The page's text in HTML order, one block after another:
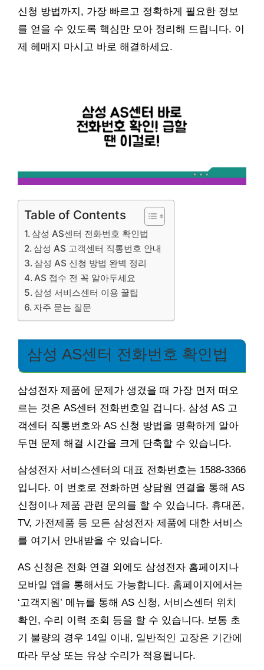
신청 방법까지, 가장 빠르고 정확하게 필요한 정보
를 얻을 수 있도록 핵심만 모아 정리해 드립니다. 이
제 헤매지 마시고 바로 해결하세요.
Table of Contents
삼성 AS센터 전화번호 확인법
삼성 AS 고객센터 직통번호 안내
삼성 AS 신청 방법 완벽 정리
AS 접수 전 꼭 알아두세요
삼성 서비스센터 이용 꿀팁
자주 묻는 질문
삼성 AS센터 전화번호 확인법
삼성전자 제품에 문제가 생겼을 때 가장 먼저 떠오
르는 것은 AS센터 전화번호일 겁니다. 삼성 AS 고
객센터 직통번호와 AS 신청 방법을 명확하게 알아
두면 문제 해결 시간을 크게 단축할 수 있습니다.
삼성전자 서비스센터의 대표 전화번호는 1588-3366
입니다. 이 번호로 전화하면 상담원 연결을 통해 AS
신청이나 제품 관련 문의를 할 수 있습니다. 휴대폰,
TV, 가전제품 등 모든 삼성전자 제품에 대한 서비스
를 여기서 안내받을 수 있습니다.
AS 신청은 전화 연결 외에도 삼성전자 홈페이지나
모바일 앱을 통해서도 가능합니다. 홈페이지에서는
‘고객지원’ 메뉴를 통해 AS 신청, 서비스센터 위치
확인, 수리 이력 조회 등을 할 수 있습니다. 보통 초
기 불량의 경우 14일 이내, 일반적인 고장은 기간에
따라 무상 또는 유상 수리가 적용됩니다.